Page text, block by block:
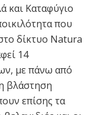
και Καταφύγιο
που
δίκτυο Natura
14
με πάνω από
βλάστηση
επίσης τα